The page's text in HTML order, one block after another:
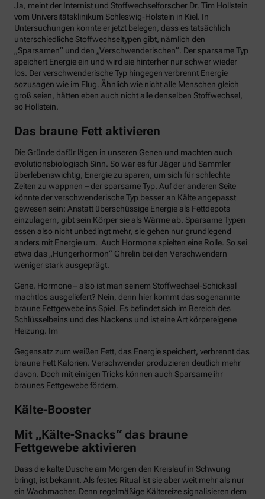
Ja, meint der Internist und Stoffwechselforscher Dr. Tim Hollstein
vom Universitätsklinikum Schleswig-Holstein in Kiel. In
Untersuchungen konnte er jetzt belegen, dass es tatsächlich
unterschiedliche Stoffwechseltypen gibt, nämlich den
„Sparsamen“ und den „Verschwenderischen“. Der sparsame Typ
speichert Energie ein und wird sie hinterher nur schwer wieder
los. Der verschwenderische Typ hingegen verbrennt Energie
sozusagen wie im Flug. Ähnlich wie nicht alle Menschen gleich
groß seien, hätten eben auch nicht alle denselben Stoffwechsel,
so Hollstein.
Das braune Fett aktivieren
Die Gründe dafür lägen in unseren Genen und machten auch
evolutionsbiologisch Sinn. So war es für Jäger und Sammler
überlebenswichtig, Energie zu sparen, um sich für schlechte
Zeiten zu wappnen – der sparsame Typ. Auf der anderen Seite
könnte der verschwenderische Typ besser an Kälte angepasst
gewesen sein: Anstatt überschüssige Energie als Fettdepots
einzulagern, gibt sein Körper sie als Wärme ab. Sparsame Typen
essen also nicht unbedingt mehr, sie gehen nur grundlegend
anders mit Energie um. Auch Hormone spielten eine Rolle. So sei
etwa das „Hungerhormon“ Ghrelin bei den Verschwendern
weniger stark ausgeprägt.
Gene, Hormone – also ist man seinem Stoffwechsel-Schicksal
machtlos ausgeliefert? Nein, denn hier kommt das sogenannte
braune Fettgewebe ins Spiel. Es befindet sich im Bereich des
Schlüsselbeins und des Nackens und ist eine Art körpereigene
Heizung. Im
Gegensatz zum weißen Fett, das Energie speichert, verbrennt das
braune Fett Kalorien. Verschwender produzieren deutlich mehr
davon. Doch mit einigen Tricks können auch Sparsame ihr
braunes Fettgewebe fördern.
Kälte-Booster
Mit „Kälte-Snacks“ das braune
Fettgewebe aktivieren
Dass die kalte Dusche am Morgen den Kreislauf in Schwung
bringt, ist bekannt. Als festes Ritual ist sie aber weit mehr als nur
ein Wachmacher. Denn regelmäßige Kältereize signalisieren dem